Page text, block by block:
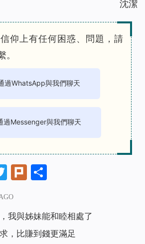
沈潔
仰上有任何困惑、問題，請
。
過WhatsApp與我們聊天
過Messenger與我們聊天
Twitter
Plurk
我與姊妹能和睦相處了
，比賺到錢更滿足